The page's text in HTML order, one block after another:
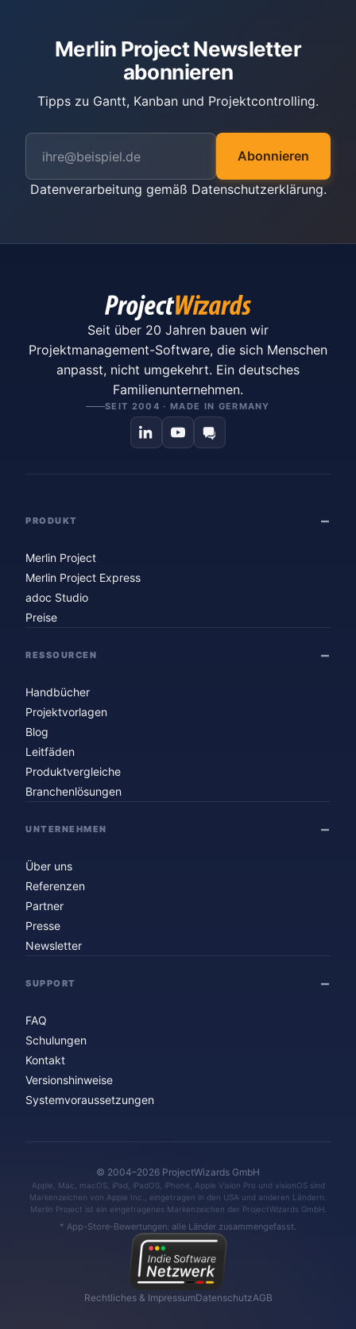
Merlin Project Newsletter
abonnieren
Tipps zu Gantt, Kanban und Projektcontrolling.
Abonnieren
Datenverarbeitung gemäß Datenschutzerklärung.
Seit über 20 Jahren bauen wir
Projektmanagement-Software, die sich Menschen
anpasst, nicht umgekehrt. Ein deutsches
Familienunternehmen.
SEIT 2004 · MADE IN GERMANY
PRODUKT
Merlin Project
Merlin Project Express
adoc Studio
Preise
RESSOURCEN
Handbücher
Projektvorlagen
Blog
Leitfäden
Produktvergleiche
Branchenlösungen
UNTERNEHMEN
Über uns
Referenzen
Partner
Presse
Newsletter
SUPPORT
FAQ
Schulungen
Kontakt
Versionshinweise
Systemvoraussetzungen
© 2004–2026 ProjectWizards GmbH
Apple, Mac, macOS, iPad, iPadOS, iPhone, Apple Vision Pro und visionOS sind
Markenzeichen von Apple Inc., eingetragen in den USA und anderen Ländern.
Merlin Project ist ein eingetragenes Markenzeichen der ProjectWizards GmbH.
* App-Store-Bewertungen: alle Länder zusammengefasst.
Rechtliches & ImpressumDatenschutzAGB